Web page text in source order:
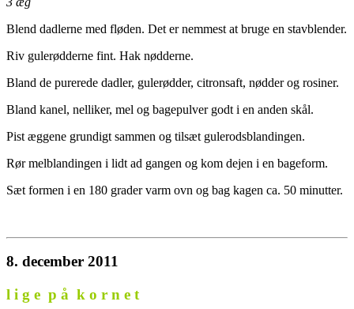
Blend dadlerne med fløden. Det er nemmest at bruge en stavblender.
Riv gulerødderne fint. Hak nødderne.
Bland de purerede dadler, gulerødder, citronsaft, nødder og rosiner.
Bland kanel, nelliker, mel og bagepulver godt i en anden skål.
Pist æggene grundigt sammen og tilsæt gulerodsblandingen.
Rør melblandingen i lidt ad gangen og kom dejen i en bageform.
Sæt formen i en 180 grader varm ovn og bag kagen ca. 50 minutter.
8. december 2011
l i g e p å k o r n e t